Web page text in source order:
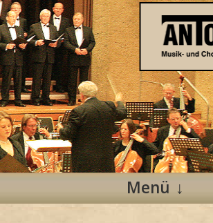
Anton Verlag
Musik- und Chorverlag
Menü